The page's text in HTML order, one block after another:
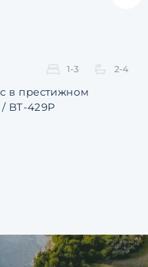
1-3 2-4
в престижном
BT-429P